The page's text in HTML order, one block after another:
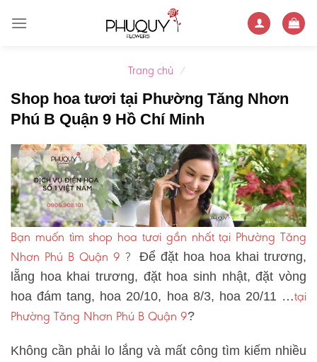
Trang chủ /
Shop hoa tươi tại Phường Tăng Nhơn
Phú B Quận 9 Hồ Chí Minh
Bạn muốn tìm shop hoa tươi gần nhất tại Phường Tăng
Nhơn Phú B Quận 9 ?Để đặt hoa hoa khai trương,
lẵng hoa khai trương, đặt hoa sinh nhật, đặt vòng
hoa đám tang, hoa 20/10, hoa 8/3, hoa 20/11 …tại
Phường Tăng Nhơn Phú B Quận 9?
Không cần phải lo lắng và mất công tìm kiếm nhiều